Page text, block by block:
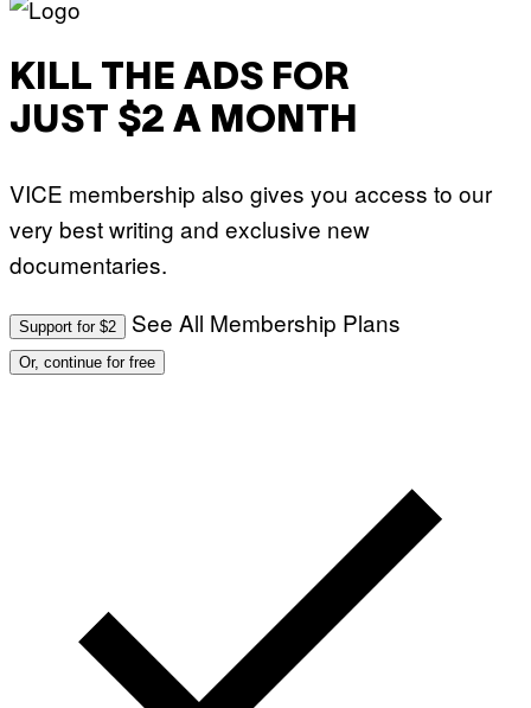
KILL THE ADS FOR
JUST $2 A MONTH
VICE membership also gives you access to our
very best writing and exclusive new
documentaries.
Support for $2 See All Membership Plans
Or, continue for free